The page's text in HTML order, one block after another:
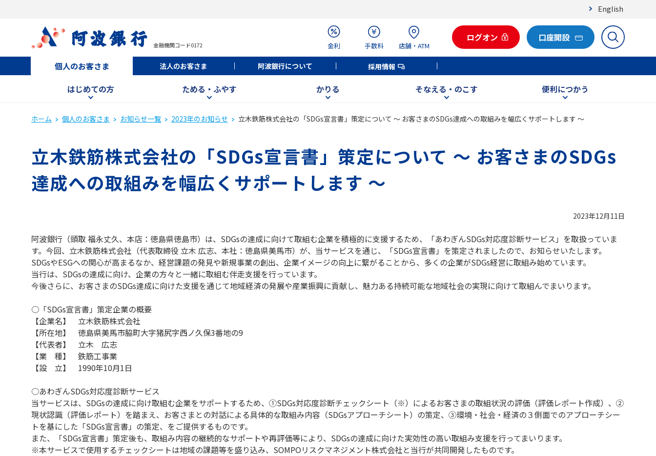
English
金融機関コード0172 金利 手数料 店舗・ATM
ログオン 口座開設
個人のお客さま 法人のお客さま 阿波銀行について 採用情報
はじめての方 ためる・ふやす かりる そなえる・のこす 便利につかう
ホーム 個人のお客さま お知らせ一覧 2023年のお知らせ 立木鉄筋株式会社の「SDGs宣言書」策定について ～ お客さまのSDGs達成への取組みを幅広くサポートします ～
立木鉄筋株式会社の「SDGs宣言書」策定について ～ お客さまのSDGs
達成への取組みを幅広くサポートします ～
2023年12月11日
阿波銀行（頭取 福永丈久、本店：徳島県徳島市）は、SDGsの達成に向けて取組む企業を積極的に支援するため、「あわぎんSDGs対応度診断サービス」を取扱っていま
す。今回、立木鉄筋株式会社（代表取締役 立木 広志、本社：徳島県美馬市）が、当サービスを通じ、「SDGs宣言書」を策定されましたので、お知らせいたします。
SDGsやESGへの関心が高まるなか、経営課題の発見や新規事業の創出、企業イメージの向上に繋がることから、多くの企業がSDGs経営に取組み始めています。
当行は、SDGsの達成に向け、企業の方々と一緒に取組む伴走支援を行っています。
今後さらに、お客さまのSDGs達成に向けた支援を通じて地域経済の発展や産業振興に貢献し、魅力ある持続可能な地域社会の実現に向けて取組んでまいります。
○「SDGs宣言書」策定企業の概要
【企業名】 立木鉄筋株式会社
【所在地】 徳島県美馬市脇町大字猪尻字西ノ久保3番地の9
【代表者】 立木 広志
【業 種】 鉄筋工事業
【設 立】 1990年10月1日
○あわぎんSDGs対応度診断サービス
当サービスは、SDGsの達成に向け取組む企業をサポートするため、①SDGs対応度診断チェックシート（※）によるお客さまの取組状況の評価（評価レポート作成）、②
現状認識（評価レポート）を踏まえ、お客さまとの対話による具体的な取組み内容（SDGsアプローチシート）の策定、③環境・社会・経済の３側面でのアプローチシー
トを基にした「SDGs宣言書」の策定、をご提供するものです。
また、「SDGs宣言書」策定後も、取組み内容の継続的なサポートや再評価等により、SDGsの達成に向けた実効性の高い取組み支援を行ってまいります。
※本サービスで使用するチェックシートは地域の課題等を盛り込み、SOMPOリスクマネジメント株式会社と当行が共同開発したものです。